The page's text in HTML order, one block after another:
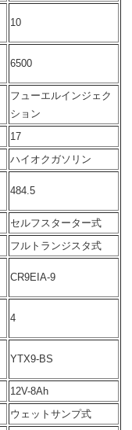
10
6500
フューエルインジェク
ション
17
ハイオクガソリン
484.5
セルフスターター式
フルトランジスタ式
CR9EIA-9
4
YTX9-BS
12V-8Ah
ウェットサンプ式